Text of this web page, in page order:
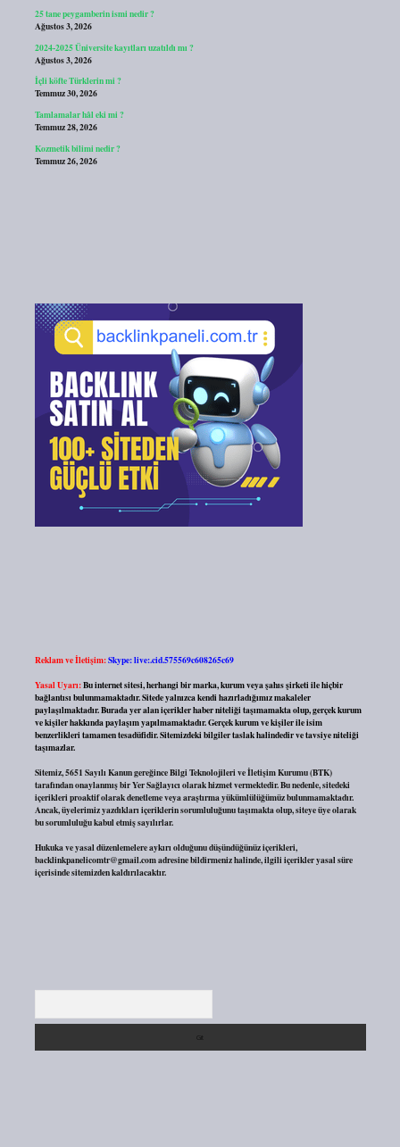
25 tane peygamberin ismi nedir ?
Ağustos 3, 2026
2024-2025 Üniversite kayıtları uzatıldı mı ?
Ağustos 3, 2026
İçli köfte Türklerin mi ?
Temmuz 30, 2026
Tamlamalar hâl eki mi ?
Temmuz 28, 2026
Kozmetik bilimi nedir ?
Temmuz 26, 2026
Reklam ve İletişim:Skype: live:.cid.575569c608265c69
Yasal Uyarı:Bu internet sitesi, herhangi bir marka, kurum veya şahıs şirketi ile hiçbir
bağlantısı bulunmamaktadır. Sitede yalnızca kendi hazırladığımız makaleler
paylaşılmaktadır. Burada yer alan içerikler haber niteliği taşımamakta olup, gerçek kurum
ve kişiler hakkında paylaşım yapılmamaktadır. Gerçek kurum ve kişiler ile isim
benzerlikleri tamamen tesadüfidir. Sitemizdeki bilgiler taslak halindedir ve tavsiye niteliği
taşımazlar.
Sitemiz, 5651 Sayılı Kanun gereğince Bilgi Teknolojileri ve İletişim Kurumu (BTK)
tarafından onaylanmış bir Yer Sağlayıcı olarak hizmet vermektedir. Bu nedenle, sitedeki
içerikleri proaktif olarak denetleme veya araştırma yükümlülüğümüz bulunmamaktadır.
Ancak, üyelerimiz yazdıkları içeriklerin sorumluluğunu taşımakta olup, siteye üye olarak
bu sorumluluğu kabul etmiş sayılırlar.
Hukuka ve yasal düzenlemelere aykırı olduğunu düşündüğünüz içerikleri,
backlinkpanelicomtr@gmail.comadresine bildirmeniz halinde, ilgili içerikler yasal süre
içerisinde sitemizden kaldırılacaktır.